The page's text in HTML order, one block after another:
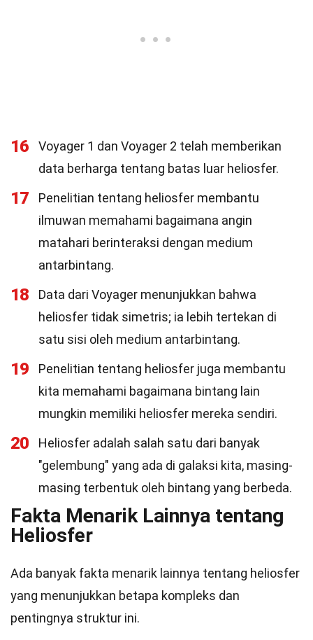
16
Voyager 1 dan Voyager 2 telah memberikan
data berharga tentang batas luar heliosfer.
17
Penelitian tentang heliosfer membantu
ilmuwan memahami bagaimana angin
matahari berinteraksi dengan medium
antarbintang.
18
Data dari Voyager menunjukkan bahwa
heliosfer tidak simetris; ia lebih tertekan di
satu sisi oleh medium antarbintang.
19
Penelitian tentang heliosfer juga membantu
kita memahami bagaimana bintang lain
mungkin memiliki heliosfer mereka sendiri.
20
Heliosfer adalah salah satu dari banyak
"gelembung" yang ada di galaksi kita, masing-
masing terbentuk oleh bintang yang berbeda.
Fakta Menarik Lainnya tentang
Heliosfer
Ada banyak fakta menarik lainnya tentang heliosfer
yang menunjukkan betapa kompleks dan
pentingnya struktur ini.